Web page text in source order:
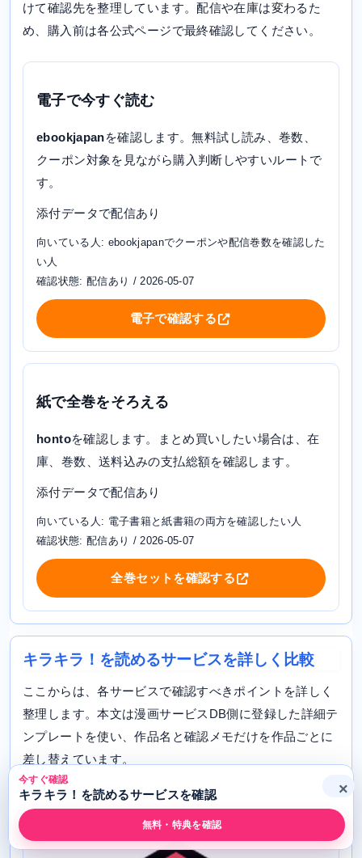
けて確認先を整理しています。配信や在庫は変わるた
め、購入前は各公式ページで最終確認してください。
電子で今すぐ読む
ebookjapanを確認します。無料試し読み、巻数、
クーポン対象を見ながら購入判断しやすいルートで
す。
添付データで配信あり
向いている人: ebookjapanでクーポンや配信巻数を確認した
い人
確認状態: 配信あり / 2026-05-07
電子で確認する
紙で全巻をそろえる
hontoを確認します。まとめ買いしたい場合は、在
庫、巻数、送料込みの支払総額を確認します。
添付データで配信あり
向いている人: 電子書籍と紙書籍の両方を確認したい人
確認状態: 配信あり / 2026-05-07
全巻セットを確認する
キラキラ！を読めるサービスを詳しく比較
ここからは、各サービスで確認すべきポイントを詳しく
整理します。本文は漫画サービスDB側に登録した詳細テ
ンプレートを使い、作品名と確認メモだけを作品ごとに
差し替えています。
今すぐ確認
キラキラ！を読めるサービスを確認
無料・特典を確認
×